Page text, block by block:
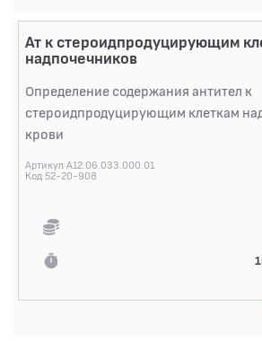
Ат к стероидпродуцирующим
надпочечников
Определение содержания антител к
стероидпродуцирующим клеткам
крови
Артикул A12.06.033.000.01
Код 52-20-908